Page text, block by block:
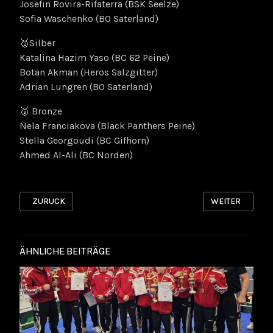
ÄHNLICHE BEITRÄGE
Josefin Rovira-Rifaterra (BSK Seelze)
Sofia Waschenko (BO Saterland)
🥈Silber
Katalina Hazim Yaso (BC 62 Peine)
Botan Akman (Heros Salzgitter)
Adrian Lungren (BO Saterland)
🥉 Bronze
Nela Franciakova (Black Panthers Peine)
Stella Georgoudi (BC Gifhorn)
Ahmed Al-Ali (BC Norden)
VORHERIGER BEITRAG: DEUTSCHE MEISTERSCHAFT ELITE 2025
ZURÜCK NÄCHSTER
WEITER